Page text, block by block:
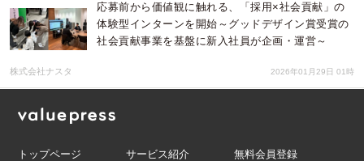
応募前から価値観に触れる、「採用×社会貢献」の
体験型インターンを開始～グッドデザイン賞受賞の
社会貢献事業を基盤に新入社員が企画・運営～
株式会社ナスタ 2026年01月29日 01時
トップページ サービス紹介
無料会員登録